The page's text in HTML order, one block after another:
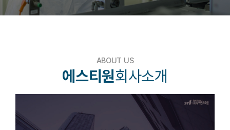
ABOUT US
에스티원회사소개